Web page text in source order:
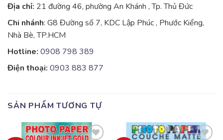
Địa chỉ: 21 đường 46, phường An Khánh , Tp. Thủ Đức
Chi nhánh: G8 Đường số 7, KDC Lập Phúc , Phước Kiểng,
Nhà Bè, TP.HCM
Hotline: 0908 798 389
Điện thoại: 0903 883 877
SẢN PHẨM TƯƠNG TỰ